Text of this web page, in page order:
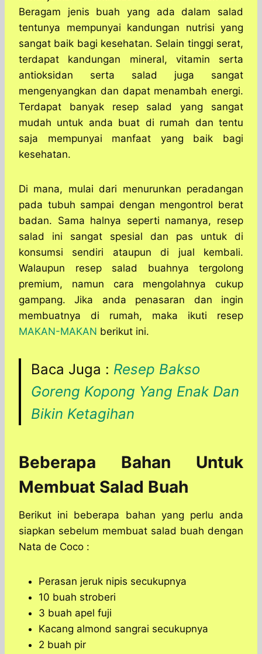
Beragam jenis buah yang ada dalam salad
tentunya mempunyai kandungan nutrisi yang
sangat baik bagi kesehatan. Selain tinggi serat,
terdapat kandungan mineral, vitamin serta
antioksidan serta salad juga sangat
mengenyangkan dan dapat menambah energi.
Terdapat banyak resep salad yang sangat
mudah untuk anda buat di rumah dan tentu
saja mempunyai manfaat yang baik bagi
kesehatan.
Di mana, mulai dari menurunkan peradangan
pada tubuh sampai dengan mengontrol berat
badan. Sama halnya seperti namanya, resep
salad ini sangat spesial dan pas untuk di
konsumsi sendiri ataupun di jual kembali.
Walaupun resep salad buahnya tergolong
premium, namun cara mengolahnya cukup
gampang. Jika anda penasaran dan ingin
membuatnya di rumah, maka ikuti resep
MAKAN-MAKAN berikut ini.
Baca Juga : Resep Bakso
Goreng Kopong Yang Enak Dan
Bikin Ketagihan
Beberapa Bahan Untuk
Membuat Salad Buah
Berikut ini beberapa bahan yang perlu anda
siapkan sebelum membuat salad buah dengan
Nata de Coco :
Perasan jeruk nipis secukupnya
10 buah stroberi
3 buah apel fuji
Kacang almond sangrai secukupnya
2 buah pir